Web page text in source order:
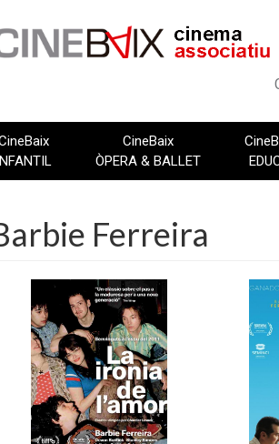
INFANTIL
CineBaix
ÒPERA & BALLET
Ferreira